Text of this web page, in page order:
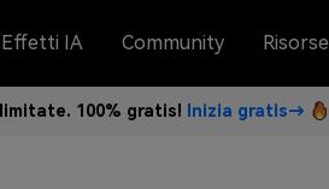
Effetti IA Community Risorse
100% gratis! Inizia gratis→